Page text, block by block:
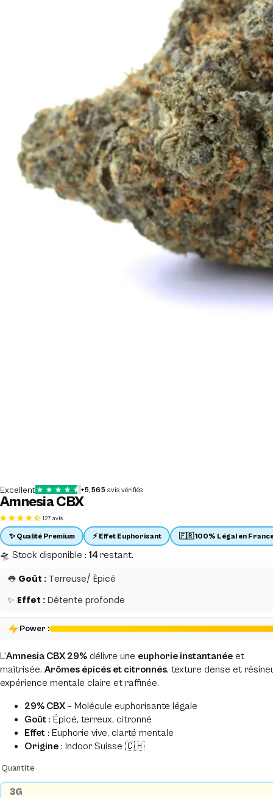
Amnesia CBX
127 avis
🛸 Stock disponible : 14restant.
👅 Goût : Terreuse/ Épicé
✨ Effet : Détente profonde
Power :
L’Amnesia CBX 29% délivre une euphorie instantanée et
maîtrisée. Arômes épicés et citronnés, texture dense et
expérience mentale claire et raffinée.
29% CBX – Molécule euphorisante légale
Goût : Épicé, terreux, citronné
Effet : Euphorie vive, clarté mentale
Origine : Indoor Suisse 🇨🇭
Quantite
3G